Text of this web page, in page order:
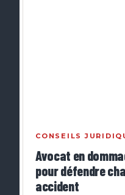
CONSEILS
Avocat en
pour défendre
accident